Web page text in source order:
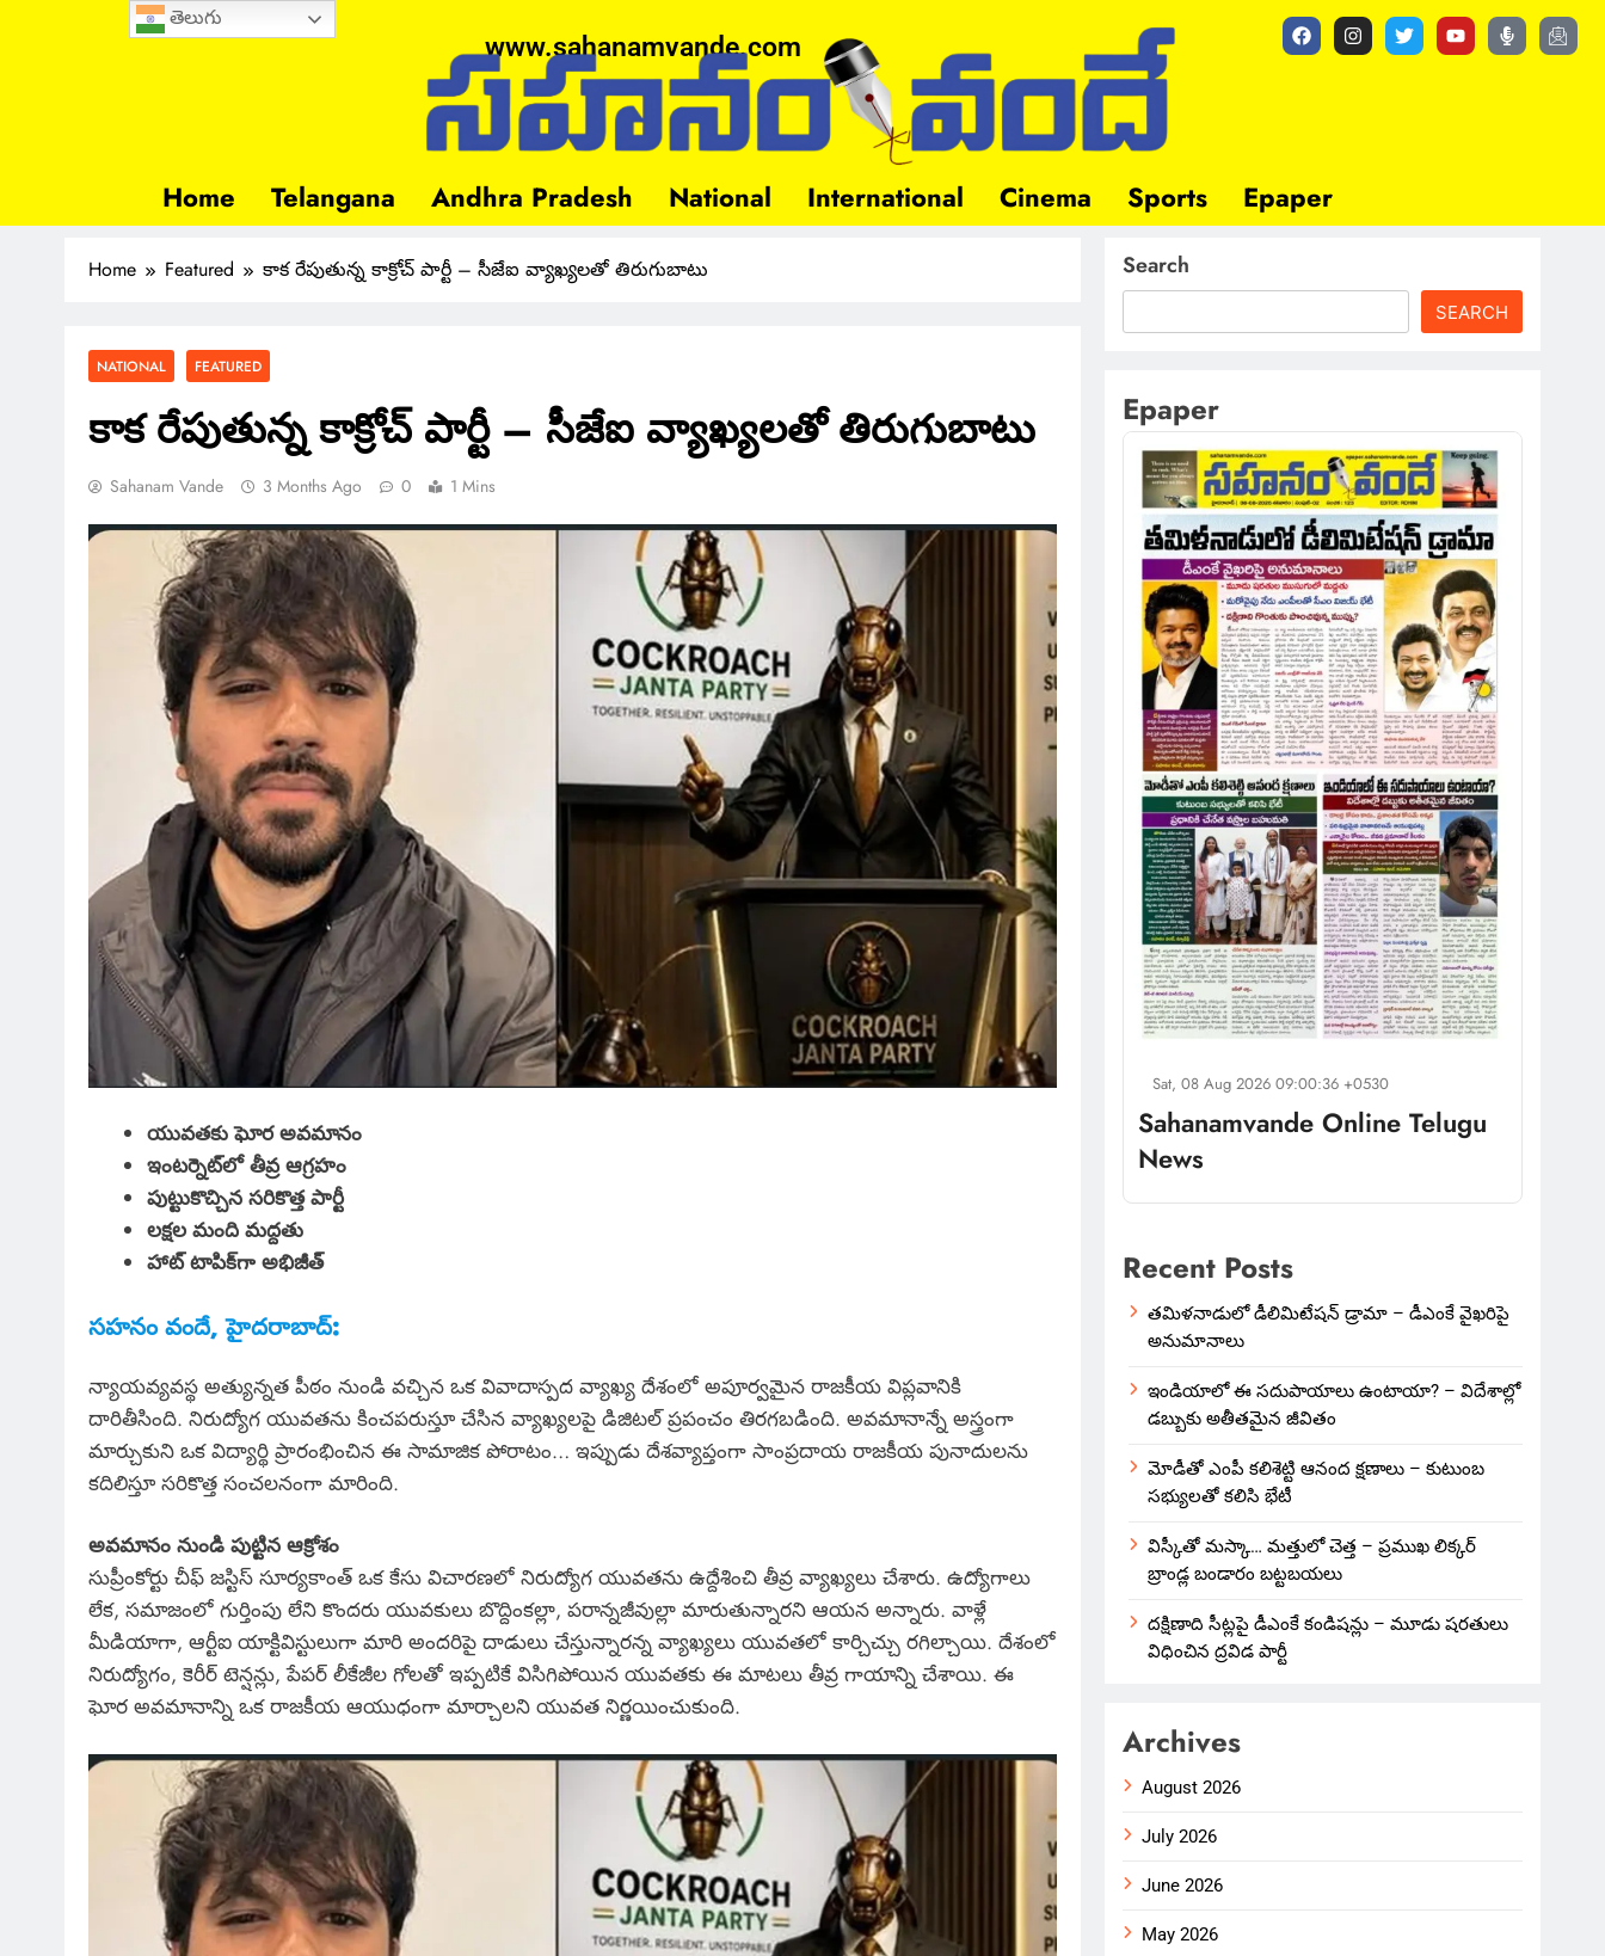
www.sahanamvande.com
Home Telangana Andhra Pradesh National International Cinema Sports Epaper
Home Featured కాక రేపుతున్న కాక్రోచ్ పార్టీ – సీజేఐ వ్యాఖ్యలతో తిరుగుబాటు
NATIONAL FEATURED
కాక రేపుతున్న కాక్రోచ్ పార్టీ – సీజేఐ వ్యాఖ్యలతో తిరుగుబాటు
Sahanam Vande 3 Months Ago 0 1 Mins
యువతకు ఘోర అవమానం
ఇంటర్నెట్‌లో తీవ్ర ఆగ్రహం
పుట్టుకొచ్చిన సరికొత్త పార్టీ
లక్షల మంది మద్దతు
హాట్ టాపిక్‌గా అభిజీత్
సహనం వందే, హైదరాబాద్:
న్యాయవ్యవస్థ అత్యున్నత పీఠం నుండి వచ్చిన ఒక వివాదాస్పద వ్యాఖ్య దేశంలో అపూర్వమైన రాజకీయ విప్లవానికి
దారితీసింది. నిరుద్యోగ యువతను కించపరుస్తూ చేసిన వ్యాఖ్యలపై డిజిటల్ ప్రపంచం తిరగబడింది. అవమానాన్నే అస్త్రంగా
మార్చుకుని ఒక విద్యార్థి ప్రారంభించిన ఈ సామాజిక పోరాటం… ఇప్పుడు దేశవ్యాప్తంగా సాంప్రదాయ రాజకీయ పునాదులను
కదిలిస్తూ సరికొత్త సంచలనంగా మారింది.
అవమానం నుండి పుట్టిన ఆక్రోశం
సుప్రీంకోర్టు చీఫ్ జస్టిస్ సూర్యకాంత్ ఒక కేసు విచారణలో నిరుద్యోగ యువతను ఉద్దేశించి తీవ్ర వ్యాఖ్యలు చేశారు. ఉద్యోగాలు
లేక, సమాజంలో గుర్తింపు లేని కొందరు యువకులు బొద్దింకల్లా, పరాన్నజీవుల్లా మారుతున్నారని ఆయన అన్నారు. వాళ్లే
మీడియాగా, ఆర్టీఐ యాక్టివిస్టులుగా మారి అందరిపై దాడులు చేస్తున్నారన్న వ్యాఖ్యలు యువతలో కార్చిచ్చు రగిల్చాయి. దేశంలో
నిరుద్యోగం, కెరీర్ టెన్షన్లు, పేపర్ లీకేజీల గోలతో ఇప్పటికే విసిగిపోయిన యువతకు ఈ మాటలు తీవ్ర గాయాన్ని చేశాయి. ఈ
ఘోర అవమానాన్ని ఒక రాజకీయ ఆయుధంగా మార్చాలని యువత నిర్ణయించుకుంది.
Search
SEARCH
Epaper
Sat, 08 Aug 2026 09:00:36 +0530
Sahanamvande Online Telugu
News
Recent Posts
తమిళనాడులో డీలిమిటేషన్ డ్రామా – డీఎంకే వైఖరిపై
అనుమానాలు
ఇండియాలో‌ ఈ సదుపాయాలు ఉంటాయా? – విదేశాల్లో
డబ్బుకు అతీతమైన జీవితం
మోడీతో ఎంపీ కలిశెట్టి ఆనంద క్షణాలు – కుటుంబ
సభ్యులతో కలిసి భేటీ
విస్కీతో మస్కా… మత్తులో చెత్త – ప్రముఖ లిక్కర్
బ్రాండ్ల బండారం బట్టబయలు
దక్షిణాది సీట్లపై డీఎంకే కండిషన్లు – మూడు షరతులు
విధించిన ద్రవిడ పార్టీ
Archives
August 2026
July 2026
June 2026
May 2026
తెలుగు